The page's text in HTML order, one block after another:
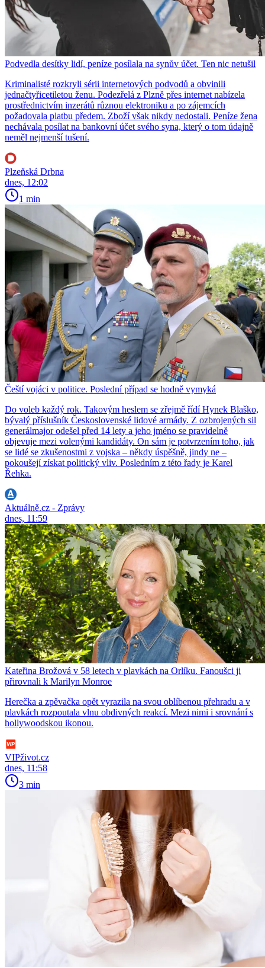
Podvedla desítky lidí, peníze posílala na synův účet. Ten nic netušil
Kriminalisté rozkryli sérii internetových podvodů a obvinili
jednačtyřicetiletou ženu. Podezřelá z Plzně přes internet nabízela
prostřednictvím inzerátů různou elektroniku a po zájemcích
požadovala platbu předem. Zboží však nikdy nedostali. Peníze žena
nechávala posílat na bankovní účet svého syna, který o tom údajně
neměl nejmenší tušení.
Plzeňská Drbna
dnes, 12:02
1 min
Čeští vojáci v politice. Poslední případ se hodně vymyká
Do voleb každý rok. Takovým heslem se zřejmě řídí Hynek Blaško,
bývalý příslušník Československé lidové armády. Z ozbrojených sil
generálmajor odešel před 14 lety a jeho jméno se pravidelně
objevuje mezi volenými kandidáty. On sám je potvrzením toho, jak
se lidé se zkušenostmi z vojska – někdy úspěšně, jindy ne –
pokoušejí získat politický vliv. Posledním z této řady je Karel
Řehka.
Aktuálně.cz - Zprávy
dnes, 11:59
Kateřina Brožová v 58 letech v plavkách na Orlíku. Fanoušci ji
přirovnali k Marilyn Monroe
Herečka a zpěvačka opět vyrazila na svou oblíbenou přehradu a v
plavkách rozpoutala vlnu obdivných reakcí. Mezi nimi i srovnání s
hollywoodskou ikonou.
VIPživot.cz
dnes, 11:58
3 min